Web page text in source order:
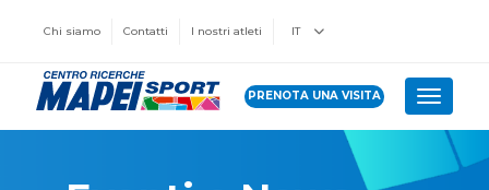
Chi siamo Contatti I nostri atleti IT
PRENOTA UNA VISITA Toggle